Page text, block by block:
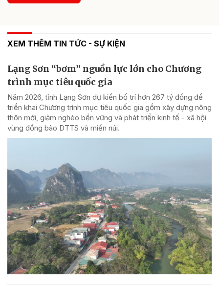
XEM THÊM TIN TỨC - SỰ KIỆN
Lạng Sơn “bơm” nguồn lực lớn cho Chương
trình mục tiêu quốc gia
Năm 2026, tỉnh Lạng Sơn dự kiến bố trí hơn 267 tỷ đồng để
triển khai Chương trình mục tiêu quốc gia gồm xây dựng nông
thôn mới, giảm nghèo bền vững và phát triển kinh tế - xã hội
vùng đồng bào DTTS và miền núi.